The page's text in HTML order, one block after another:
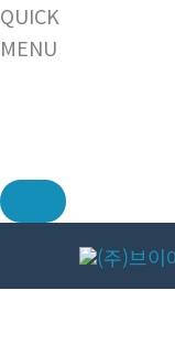
QUICK
MENU